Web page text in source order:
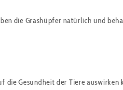
die Grashüpfer natürlich und
die Gesundheit der Tiere auswirken